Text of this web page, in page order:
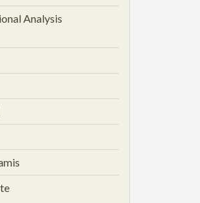
Analysis